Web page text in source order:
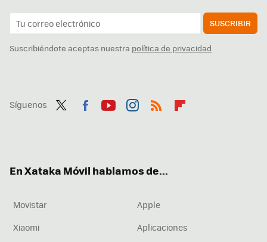
SUSCRIBIR
Suscribiéndote aceptas nuestra política de privacidad
Síguenos
En Xataka Móvil hablamos de...
Movistar
Apple
Xiaomi
Aplicaciones